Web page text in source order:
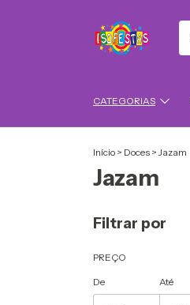
CATEGORIAS
Início > Doces > Jazam
Jazam
Filtrar por
PREÇO
De Até